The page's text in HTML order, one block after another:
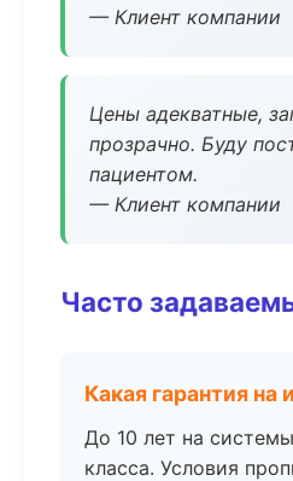
— Клиент компании
Цены адекватные,
прозрачно. Буду
пациентом.
— Клиент компании
Часто
Какая гарантия на
До 10 лет на
класса. Условия